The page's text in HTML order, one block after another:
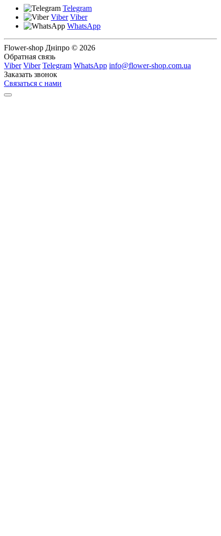
Telegram
Viber Viber
WhatsApp
Flower-shop Дніпро © 2026
Обратная связь
Viber Viber Telegram WhatsApp info@flower-shop.com.ua
Заказать звонок
Связаться с нами